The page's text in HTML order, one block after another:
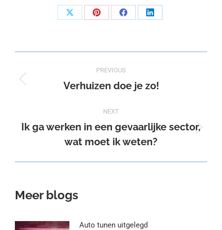
Share
Share
Share
Share
navigation
PREVIOUS
Previous
Verhuizen doe je zo!
NEXT
Next
post:
Ik ga werken in een gevaarlijke sector,
wat moet ik weten?
Meer blogs
Auto tunen uitgelegd